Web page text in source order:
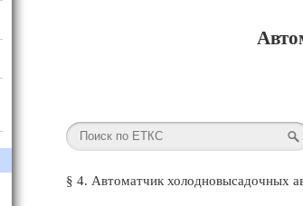
§ 4. Автоматчик холодновысадочных